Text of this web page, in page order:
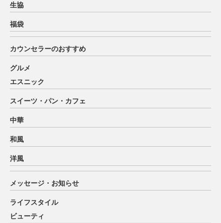
生協
福袋
カウンセラーのおすすめ
グルメ
エスニック
スイーツ・パン・カフェ
中華
和風
洋風
メッセージ・お知らせ
ライフスタイル
ビューティ